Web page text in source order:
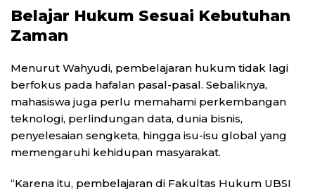
Belajar Hukum Sesuai Kebutuhan
Zaman
Menurut Wahyudi, pembelajaran hukum tidak lagi
berfokus pada hafalan pasal-pasal. Sebaliknya,
mahasiswa juga perlu memahami perkembangan
teknologi, perlindungan data, dunia bisnis,
penyelesaian sengketa, hingga isu-isu global yang
memengaruhi kehidupan masyarakat.
“Karena itu, pembelajaran di Fakultas Hukum UBSI